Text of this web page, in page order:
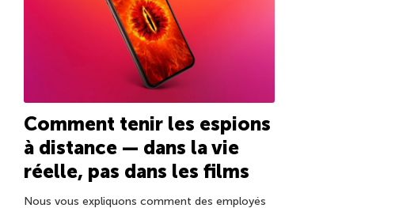
Comment tenir les espions
à distance — dans la vie
réelle, pas dans les films
Nous vous expliquons comment des employés